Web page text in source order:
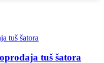
tuš šatora